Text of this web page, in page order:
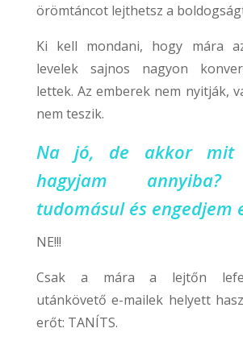
örömtáncot lejthetsz a
Ki kell mondani, hogy mára
levelek sajnos nagyon
lettek. Az emberek nem nyitják,
nem teszik.
Na jó, de akkor mit
hagyjam annyiba?
tudomásul és engedjem
NE!!!
Csak a mára a lejtőn
utánkövető e-mailek helyett
erőt: TANÍTS.